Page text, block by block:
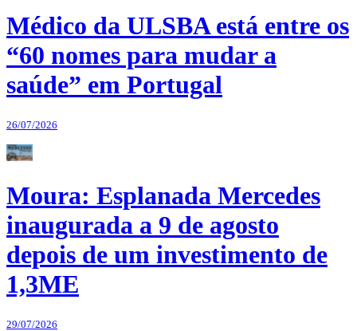
Médico da ULSBA está entre os
“60 nomes para mudar a
saúde” em Portugal
26/07/2026
Moura: Esplanada Mercedes
inaugurada a 9 de agosto
depois de um investimento de
1,3ME
29/07/2026